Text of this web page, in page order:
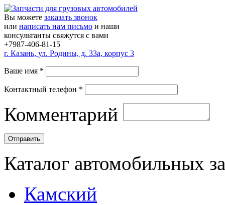
Вы можете заказать звонок
или написать нам письмо и наши
консультанты свяжутся с вами
+7987-406-81-15
г. Казань, ул. Родины, д. 33а, корпус 3
Ваше имя *
Контактный телефон *
Комментарий
Каталог автомобильных
Камский